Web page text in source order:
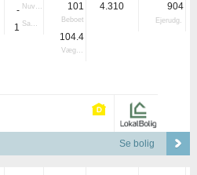
- Nuvær.
1 Samlet
101
Beboet
104.4
Vægtet
4.310 904
Ejerudg.
Se bolig